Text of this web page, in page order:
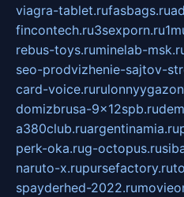
viagra-tablet.rufasbags.ru
fincontech.ru3sexporn.ru
rebus-toys.ruminelab-
seo-prodvizhenie-sajtov-
card-voice.ru
domizbrusa-9x12spb.ru
a380club.ruargentinamia.ru
perk-oka.rug-octopus.ru
naruto-x.rupursefactory.ru
spayderhed-2022.ru